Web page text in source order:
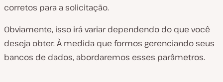
corretos para a solicitação.
Obviamente, isso irá variar dependendo do que você
deseja obter. À medida que formos gerenciando seus
bancos de dados, abordaremos esses parâmetros.